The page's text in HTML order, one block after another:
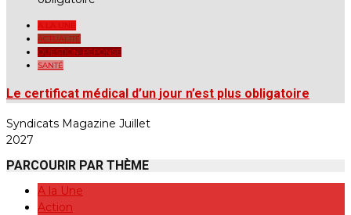
ACTUALITÉ
QUESTION-RÉPONSE
SANTÉ
Le certificat médical d’un jour n’est plus obligatoire
Syndicats Magazine Juillet
2027
PARCOURIR PAR THÈME
A la Une
Action